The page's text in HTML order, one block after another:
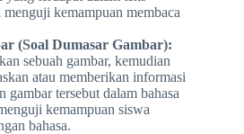
kemampuan membaca
(Soal Dumasar Gambar):
sebuah gambar, kemudian
atau memberikan informasi
gambar tersebut dalam bahasa
kemampuan siswa
bahasa.